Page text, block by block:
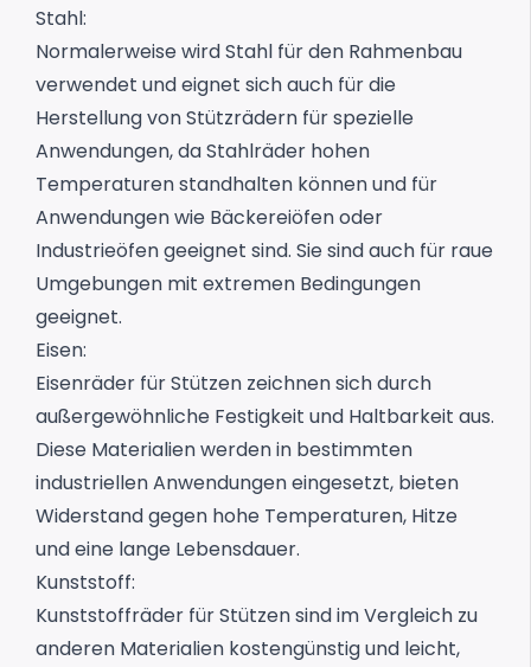
Stahl:
Normalerweise wird Stahl für den Rahmenbau
verwendet und eignet sich auch für die
Herstellung von Stützrädern für spezielle
Anwendungen, da Stahlräder hohen
Temperaturen standhalten können und für
Anwendungen wie Bäckereiöfen oder
Industrieöfen geeignet sind. Sie sind auch für raue
Umgebungen mit extremen Bedingungen
geeignet.
Eisen:
Eisenräder für Stützen zeichnen sich durch
außergewöhnliche Festigkeit und Haltbarkeit aus.
Diese Materialien werden in bestimmten
industriellen Anwendungen eingesetzt, bieten
Widerstand gegen hohe Temperaturen, Hitze
und eine lange Lebensdauer.
Kunststoff:
Kunststoffräder für Stützensind im Vergleich zu
anderen Materialien kostengünstig und leicht,